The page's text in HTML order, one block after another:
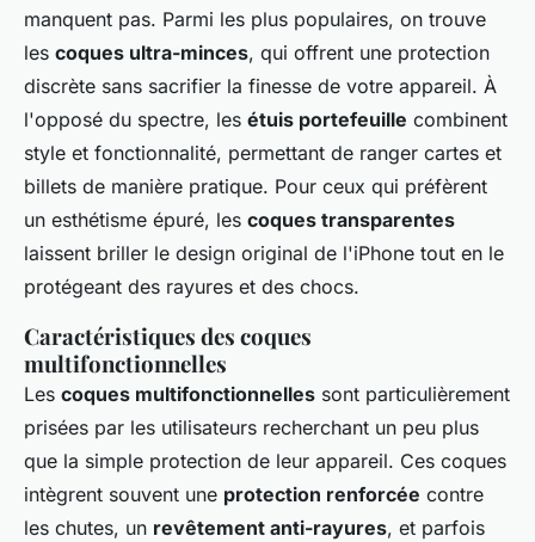
manquent pas. Parmi les plus populaires, on trouve
les coques ultra-minces, qui offrent une protection
discrète sans sacrifier la finesse de votre appareil. À
l'opposé du spectre, les étuis portefeuille combinent
style et fonctionnalité, permettant de ranger cartes et
billets de manière pratique. Pour ceux qui préfèrent
un esthétisme épuré, les coques transparentes
laissent briller le design original de l'iPhone tout en le
protégeant des rayures et des chocs.
Caractéristiques des coques
multifonctionnelles
Les coques multifonctionnelles sont particulièrement
prisées par les utilisateurs recherchant un peu plus
que la simple protection de leur appareil. Ces coques
intègrent souvent une protection renforcée contre
les chutes, un revêtement anti-rayures, et parfois